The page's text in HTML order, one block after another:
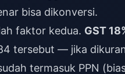
bisa dikonversi.
faktor kedua. GST
tersebut — jika
termasuk PPN